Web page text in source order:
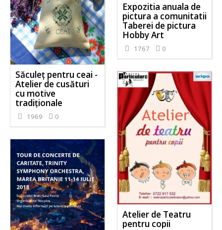
Expozitia anuala de
pictura a comunitatii
Taberei de pictura
Hobby Art
1767 0
Săculeț pentru ceai -
Atelier de cusături
cu motive
tradiționale
1969 0
Atelier de Teatru
pentru copii